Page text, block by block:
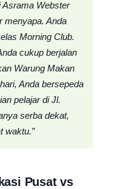
Asrama Webster
menyapa. Anda
Morning Club.
cukup berjalan
Warung Makan
Anda bersepeda
pelajar di Jl.
serba dekat,
waktu.”
Pusat vs